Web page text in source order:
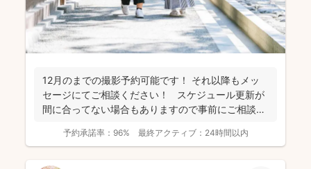
12月のまでの撮影予約可能です！ それ以降もメッ
セージにてご相談ください！ スケジュール更新が
間に合ってない場合もありますので事前にご相談く
予約承諾率： 96% 最終アクティブ： 24時間以内